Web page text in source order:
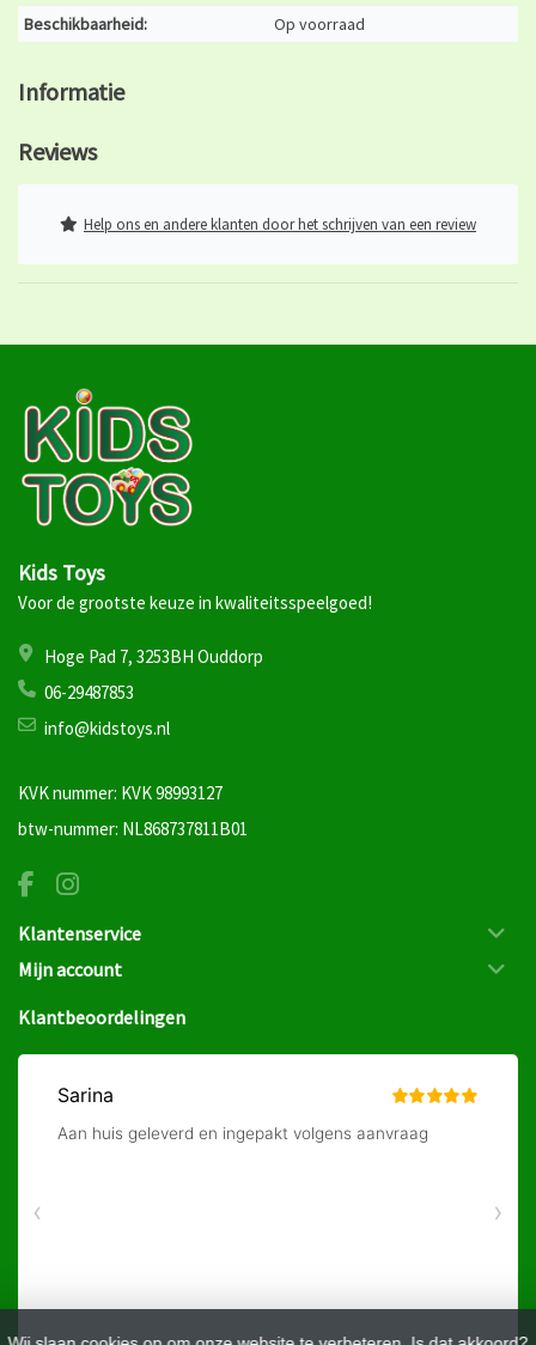
Beschikbaarheid:
Op voorraad
Informatie
Reviews
Help ons en andere klanten door het schrijven van een review
Kids Toys
Voor de grootste keuze in kwaliteitsspeelgoed!
Hoge Pad 7, 3253BH Ouddorp
06-29487853
info@kidstoys.nl
KVK nummer: KVK 98993127
btw-nummer: NL868737811B01
Klantenservice
Mijn account
Klantbeoordelingen